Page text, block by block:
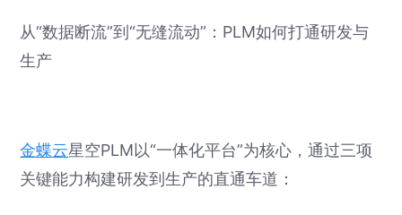
从“数据断流”到“无缝流动”：PLM如何打通研发与
生产
金蝶云星空PLM以“一体化平台”为核心，通过三项
关键能力构建研发到生产的直通车道：